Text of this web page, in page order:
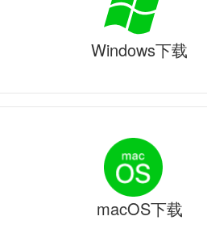
Windows下载
macOS下载